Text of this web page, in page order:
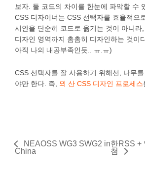
보자. 둘 코드의 차이를 한눈에 파악할 수
CSS 디자이너는 CSS 선택자를 효율적으
시안을 단순히 코드로 옮기는 것이 아니라
디자인 영역까지 촘촘히 디자인하는 것이
아직 나의 내공부족인듯.. ㅠ.ㅠ)
CSS 선택자를 잘 사용하기 위해선, 나무
야만 한다. 즉, 뫼 산 CSS 디자인 프로세스
NEAOSS WG3 SWG2 in
China
한RSS +
첨